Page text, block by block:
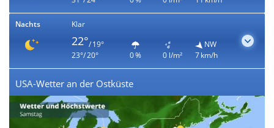
Nachts Klar
22°/ 19°
23°/ 20°
0 % 0 l/m²
NW
7 km/h
USA-Wetter an der Ostküste